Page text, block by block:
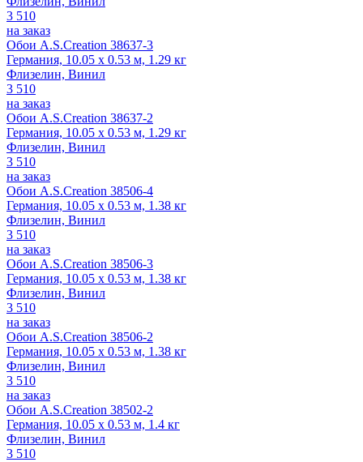
3 510
на заказ
Обои A.S.Creation 38637-3
Германия, 10.05 x 0.53 м, 1.29 кг
Флизелин, Винил
3 510
на заказ
Обои A.S.Creation 38637-2
Германия, 10.05 x 0.53 м, 1.29 кг
Флизелин, Винил
3 510
на заказ
Обои A.S.Creation 38506-4
Германия, 10.05 x 0.53 м, 1.38 кг
Флизелин, Винил
3 510
на заказ
Обои A.S.Creation 38506-3
Германия, 10.05 x 0.53 м, 1.38 кг
Флизелин, Винил
3 510
на заказ
Обои A.S.Creation 38506-2
Германия, 10.05 x 0.53 м, 1.38 кг
Флизелин, Винил
3 510
на заказ
Обои A.S.Creation 38502-2
Германия, 10.05 x 0.53 м, 1.4 кг
Флизелин, Винил
3 510